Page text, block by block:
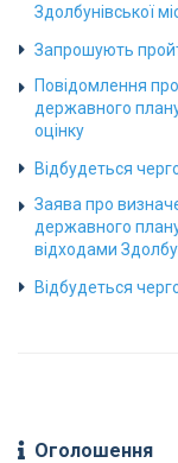
Здолбунівської
Запрошують
Повідомлення
державного
оцінку
Відбудеться
Заява про
державного
відходами
Відбудеться
Оголошення